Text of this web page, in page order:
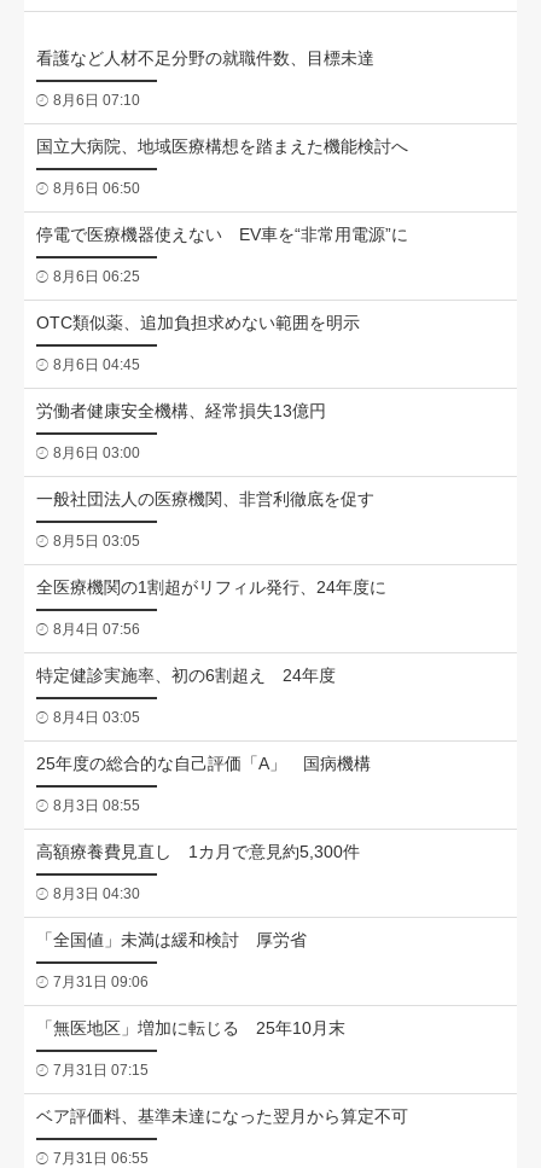
看護など人材不足分野の就職件数、目標未達
8月6日 07:10
国立大病院、地域医療構想を踏まえた機能検討へ
8月6日 06:50
停電で医療機器使えない EV車を“非常用電源”に
8月6日 06:25
OTC類似薬、追加負担求めない範囲を明示
8月6日 04:45
労働者健康安全機構、経常損失13億円
8月6日 03:00
一般社団法人の医療機関、非営利徹底を促す
8月5日 03:05
全医療機関の1割超がリフィル発行、24年度に
8月4日 07:56
特定健診実施率、初の6割超え 24年度
8月4日 03:05
25年度の総合的な自己評価「A」 国病機構
8月3日 08:55
高額療養費見直し 1カ月で意見約5,300件
8月3日 04:30
「全国値」未満は緩和検討 厚労省
7月31日 09:06
「無医地区」増加に転じる 25年10月末
7月31日 07:15
ベア評価料、基準未達になった翌月から算定不可
7月31日 06:55